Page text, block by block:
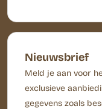
Nieuwsbrief
Meld je aan voor
exclusieve
gegevens zoals